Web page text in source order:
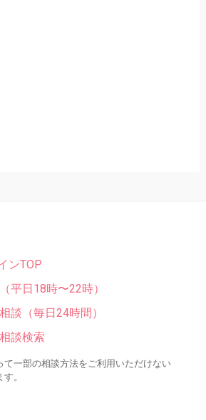
ンTOP
平日18時〜22時）
談（毎日24時間）
談検索
一部の相談方法をご利用いただけない
。